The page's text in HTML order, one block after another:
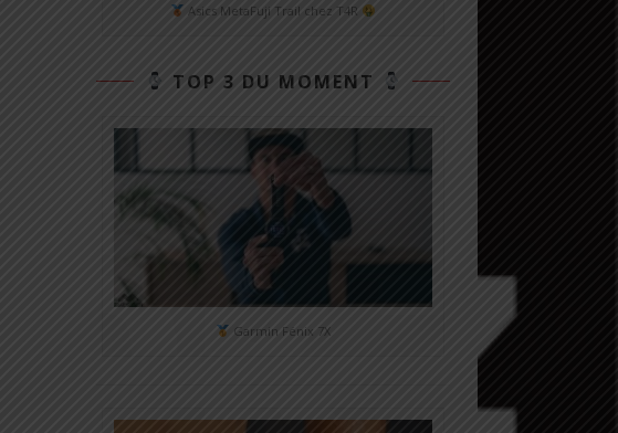
Asics MetaFuji Trail chez T4R
TOP 3 DU MOMENT
Garmin Fénix 7X